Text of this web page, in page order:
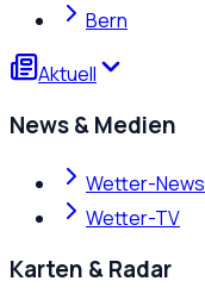
Bern
Aktuell
News & Medien
Wetter-News
Wetter-TV
Karten & Radar